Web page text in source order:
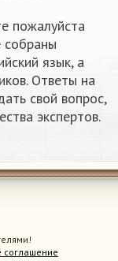
пожалуйста
собраны
язык, а
Ответы на
свой вопрос,
экспертов.
соглашение